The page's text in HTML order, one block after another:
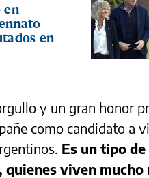
en
en
y un gran honor
como candidato a
Es un tipo
viven mucho